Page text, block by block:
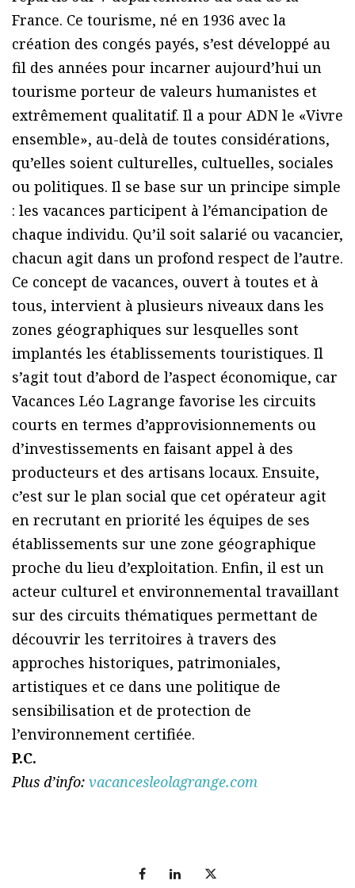
France. Ce tourisme, né en 1936 avec la
création des congés payés, s’est développé au
fil des années pour incarner aujourd’hui un
tourisme porteur de valeurs humanistes et
extrêmement qualitatif. Il a pour ADN le «Vivre
ensemble», au-delà de toutes considérations,
qu’elles soient culturelles, cultuelles, sociales
ou politiques. Il se base sur un principe simple
: les vacances participent à l’émancipation de
chaque individu. Qu’il soit salarié ou vacancier,
chacun agit dans un profond respect de l’autre.
Ce concept de vacances, ouvert à toutes et à
tous, intervient à plusieurs niveaux dans les
zones géographiques sur lesquelles sont
implantés les établissements touristiques. Il
s’agit tout d’abord de l’aspect économique, car
Vacances Léo Lagrange favorise les circuits
courts en termes d’approvisionnements ou
d’investissements en faisant appel à des
producteurs et des artisans locaux. Ensuite,
c’est sur le plan social que cet opérateur agit
en recrutant en priorité les équipes de ses
établissements sur une zone géographique
proche du lieu d’exploitation. Enfin, il est un
acteur culturel et environnemental travaillant
sur des circuits thématiques permettant de
découvrir les territoires à travers des
approches historiques, patrimoniales,
artistiques et ce dans une politique de
sensibilisation et de protection de
l’environnement certifiée.
P.C.
Plus d’info: vacancesleolagrange.com